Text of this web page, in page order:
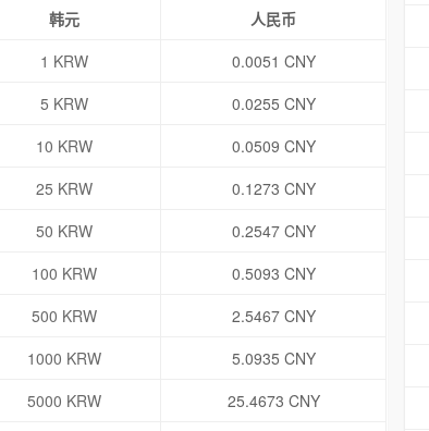
韩元
人民币
1 KRW
0.0051 CNY
5 KRW
0.0255 CNY
10 KRW
0.0509 CNY
25 KRW
0.1273 CNY
50 KRW
0.2547 CNY
100 KRW
0.5093 CNY
500 KRW
2.5467 CNY
1000 KRW
5.0935 CNY
5000 KRW
25.4673 CNY